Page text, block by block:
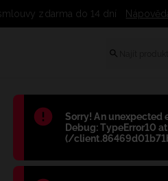
Błąd:
Sorry! An unexpected
Debug: TypeError10
(/
zdarma do 14 dní